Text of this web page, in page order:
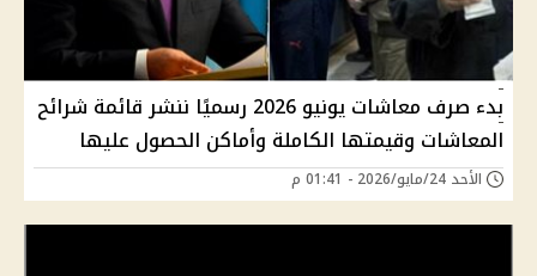
بدء صرف معاشات يونيو 2026 رسميًا ننشر قائمة شرائح
المعاشات وقيمتها الكاملة وأماكن الحصول عليها
الأحد 24/مايو/2026 - 01:41 م